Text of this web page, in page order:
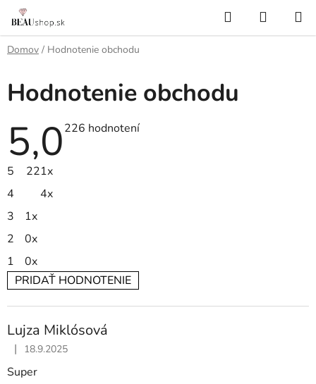
Prejsť
obsah
Hľadať
KOŠÍK
Domov / Hodnotenie obchodu
Hodnotenie obchodu
5,0Priemerné
226 hodnotení
5
221x
4
4x
3
1x
2
0x
1
0x
PRIDAŤ HODNOTENIE
p
s
Lujza Miklósová
Hodnotenie obchodu je 5 z 5 hviezdičiek.
| 18.9.2025
Super